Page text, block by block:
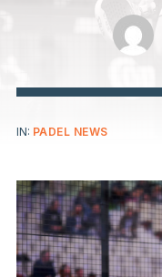
IN: PADEL NEWS